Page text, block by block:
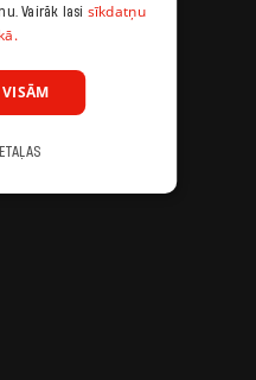
Vairāk lasi sīkdatņu